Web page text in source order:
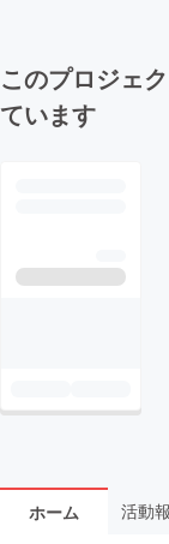
このプロジェ
ています
ホーム 活動